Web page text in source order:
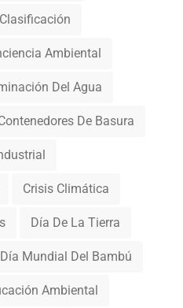
Clasificación
Ambiental
Del Agua
De Basura
Crisis Climática
Día De La Tierra
Día Mundial Del Bambú
Ambiental